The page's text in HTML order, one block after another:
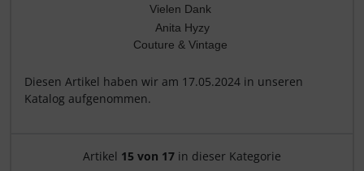
Vielen Dank
Anita Hyzy
Couture & Vintage
Diesen Artikel haben wir am 17.05.2024 in unseren
Katalog aufgenommen.
Artikelnavigation innerhalb
Artikel 15 von 17 in dieser Kategorie